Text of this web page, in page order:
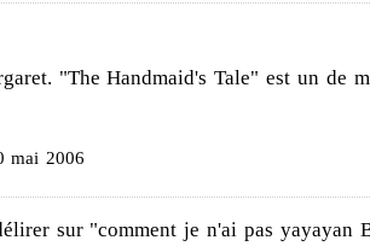
"The Handmaid's Tale" est un de
mai 2006
sur "comment je n'ai pas yayayan